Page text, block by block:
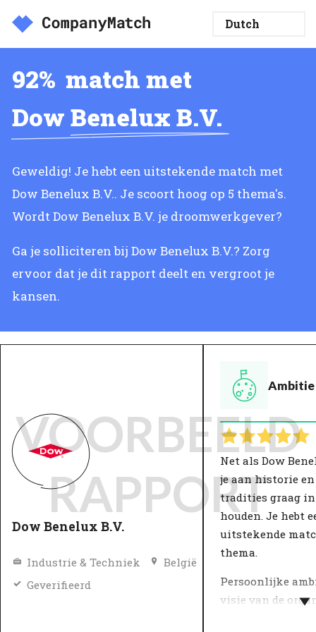
92% match met
Dow Benelux B.V.
Geweldig! Je hebt een uitstekende match met
Dow Benelux B.V.. Je scoort hoog op 5 thema's.
Wordt Dow Benelux B.V. je droomwerkgever?
Ga je solliciteren bij Dow Benelux B.V.? Zorg
ervoor dat je dit rapport deelt en vergroot je
kansen.
Dow Benelux B.V.
Industrie & Techniek
België
Geverifieerd
Ambitie
Net als Dow
je aan historie
tradities graag
houden. Je hebt
uitstekende
thema.
Persoonlijke
visie van de
VOORBEELD
RAPPORT